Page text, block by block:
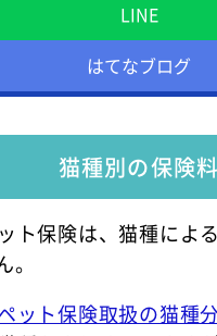
LINE
はてなブログ
猫種別の保険料
ト保険は、猫種によ
。
ット保険取扱の猫種